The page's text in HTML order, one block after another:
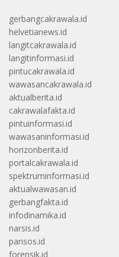
gerbangcakrawala.id
helvetianews.id
langitcakrawala.id
langitinformasi.id
pintucakrawala.id
wawasancakrawala.id
aktualberita.id
cakrawalafakta.id
pintuinformasi.id
wawasaninformasi.id
horizonberita.id
portalcakrawala.id
spektruminformasi.id
aktualwawasan.id
gerbangfakta.id
infodinamika.id
narsis.id
pansos.id
forensik.id